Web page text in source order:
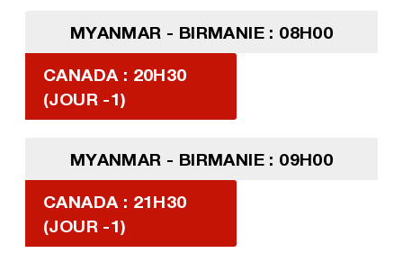
MYANMAR - BIRMANIE : 08H00
CANADA : 20H30
(JOUR -1)
MYANMAR - BIRMANIE : 09H00
CANADA : 21H30
(JOUR -1)